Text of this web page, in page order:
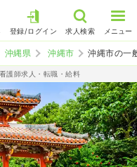
登録/ログイン 求人検索 メニュー
沖縄県 沖縄市 沖縄市の一
護師求人・転職・給料